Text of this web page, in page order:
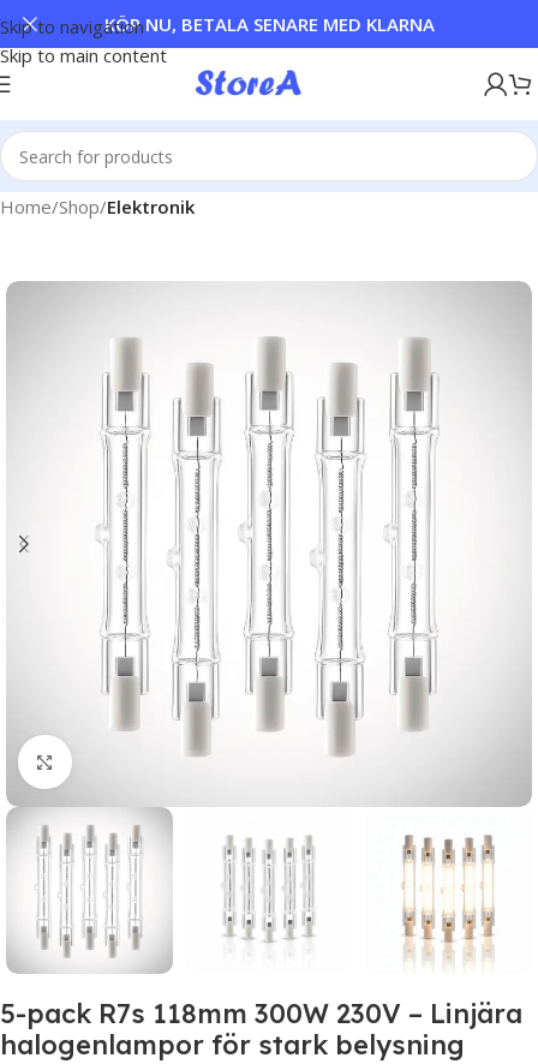
Skip to navigation
Skip to main content
KÖP NU, BETALA SENARE MED KLARNA
Home Shop Elektronik
Click to enlarge
5-pack R7s 118mm 300W 230V – Linjära
halogenlampor för stark belysning